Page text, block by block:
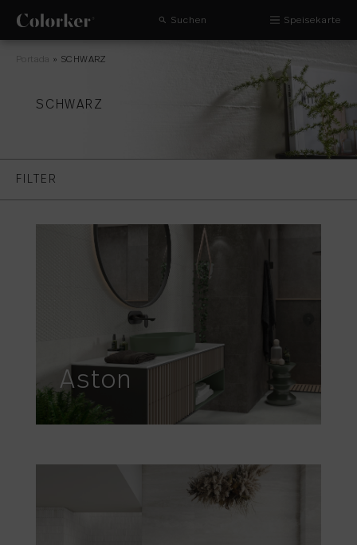
Suchen Speisekarte
Portada » SCHWARZ
SCHWARZ
FILTER
Aston